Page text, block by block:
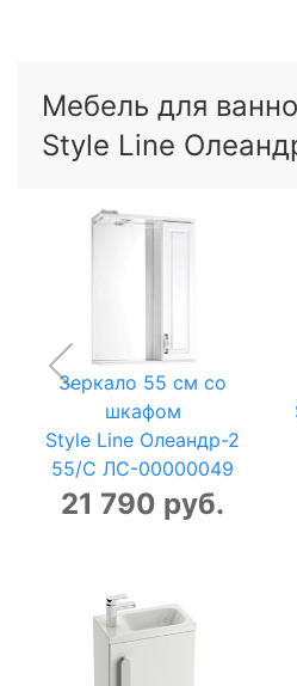
Мебель для
Style Line
Зеркало 55 см со
шкафом
Style Line Олеандр-2
55/C ЛС-00000049
21 790 руб.